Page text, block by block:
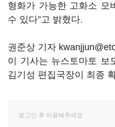
형화가 가능한 고화소 모
수 있다”고 밝혔다.
권준상 기자
이 기사는 뉴스토마토 보
김기성 편집국장이 최종